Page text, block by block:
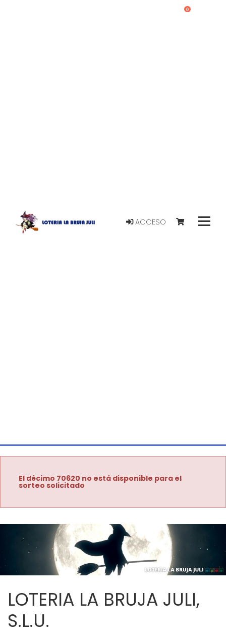
ACCESO
0
El décimo 70620 no está disponible para el
sorteo solicitado
LOTERIA LA BRUJA JULI,
S.L.U.